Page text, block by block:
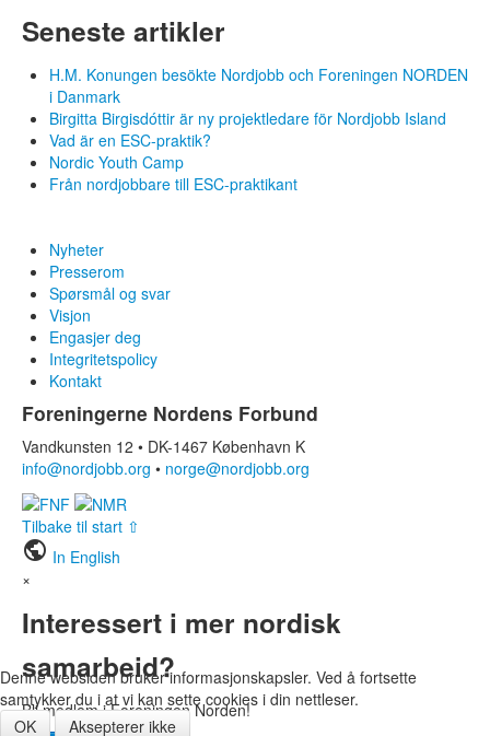
Språk:
SV
NO
FI
IS
FO
KL
Seneste artikler
H.M. Konungen besökte Nordjobb och Foreningen NORDEN
i Danmark
Birgitta Birgisdóttir är ny projektledare för Nordjobb Island
Vad är en ESC-praktik?
Nordic Youth Camp
Från nordjobbare till ESC-praktikant
Nyheter
Presserom
Spørsmål og svar
Visjon
Engasjer deg
Integritetspolicy
Kontakt
Foreningerne Nordens Forbund
Vandkunsten 12 • DK-1467 København K
info@nordjobb.org • norge@nordjobb.org
Tilbake til start ⇧
public In English
×
Interessert i mer nordisk
samarbeid?
Bli medlem i Foreningen Norden!
Denne websiden bruker informasjonskapsler. Ved å fortsette
samtykker du i at vi kan sette cookies i din nettleser.
OK
Aksepterer ikke